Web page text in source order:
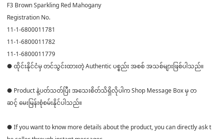
F3 Brown Sparkling Red Mahogany
Registration No.
11-1-6800011781
11-1-6800011782
11-1-6800011779
● ထိုင်းနိုင်ငံမှ တင်သွင်းထားတဲ့ Authentic ပစ္စည်း အစစ် အသစ်များဖြစ်ပါသည်။
● Product နဲ့ပတ်သတ်ပြီး အသေးစိတ်သိရှိလိုပါက Shop Message Box မှ တ
ဆင့် မေးမြန်းစုံစမ်းနိုင်ပါသည်။
● If you want to know more details about the product, you can directly ask t